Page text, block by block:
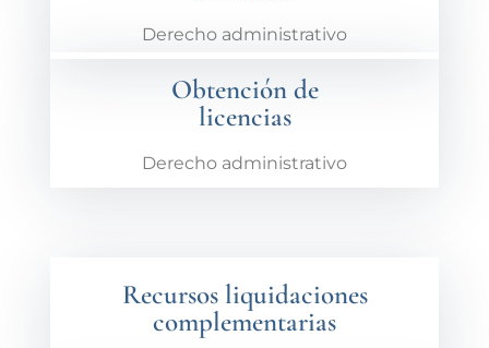
Derecho administrativo
Obtención de
licencias
Derecho administrativo
Recursos liquidaciones
complementarias